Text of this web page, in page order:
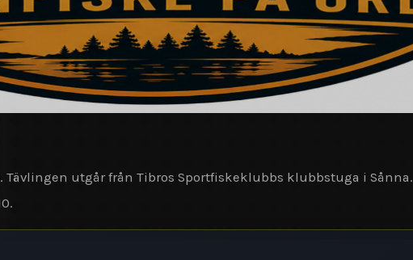
utgår från Tibros Sportfiskeklubbs klubbstuga i Sånna.